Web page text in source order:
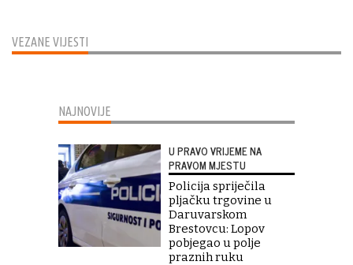
VEZANE VIJESTI
NAJNOVIJE
U PRAVO VRIJEME NA
PRAVOM MJESTU
Policija spriječila
pljačku trgovine u
Daruvarskom
Brestovcu: Lopov
pobjegao u polje
praznih ruku